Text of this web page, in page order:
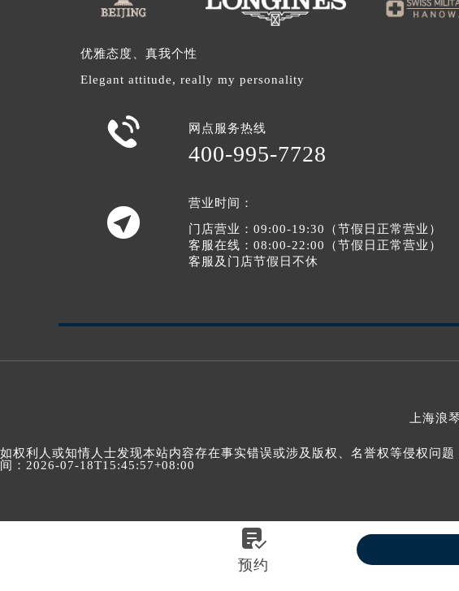
优雅态度、真我个性
Elegant attitude, really my personality
 网点服务热线
400-995-7728

营业时间：
门店营业：09:00-19:30（节假日正常营业）
客服在线：08:00-22:00（节假日正常营业）
客服及门店节假日不休
上海浪
如权利人或知情人士发现本站内容存在事实错误或涉及版权、名誉权等侵权问
间：2026-07-18T15:45:57+08:00

预约